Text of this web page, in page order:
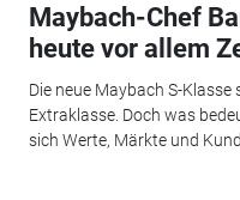
Maybach-Chef
heute vor allem
Die neue Maybach S-
Extraklasse. Doch was
sich Werte, Märkte und